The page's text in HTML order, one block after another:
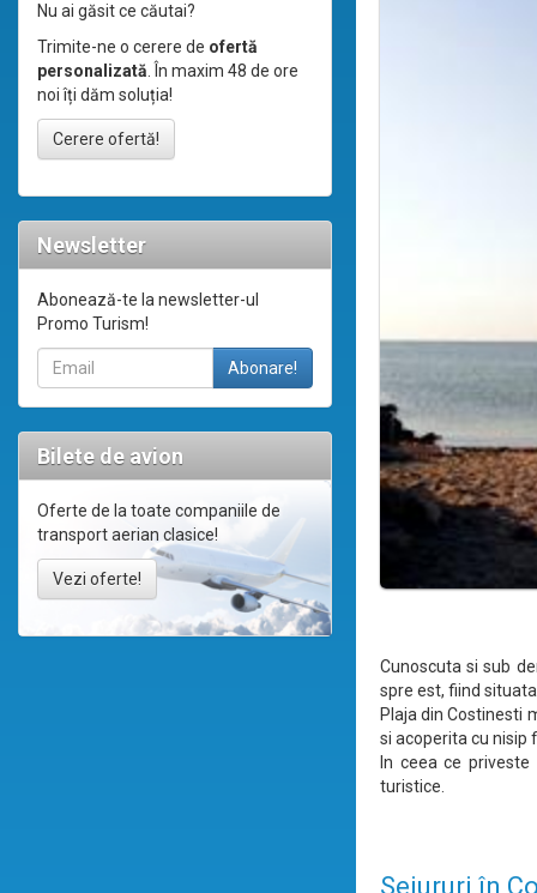
Nu ai găsit ce căutai?
Trimite-ne o cerere de ofertă
personalizată. În maxim 48 de ore
noi îți dăm soluția!
Cerere ofertă!
Newsletter
Abonează-te la newsletter-ul
Promo Turism!
Bilete de avion
Oferte de la toate companiile de
transport aerian clasice!
Vezi oferte!
Cunoscuta si sub
spre est, fiind
Plaja din Costinesti
si acoperita cu nisip
In ceea ce
turistice.
Sejururi în